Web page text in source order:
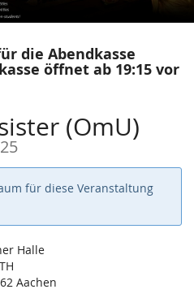
die Abendkasse
öffnet ab 19:15 vor
(OmU)
für diese Veranstaltung
Halle
Aachen